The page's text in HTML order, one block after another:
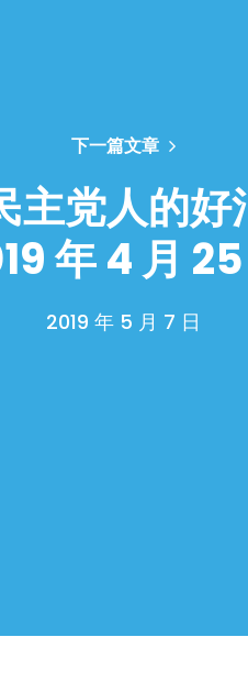
下一篇文章
主党人的好
年 4 月 25
2019 年 5 月 7 日